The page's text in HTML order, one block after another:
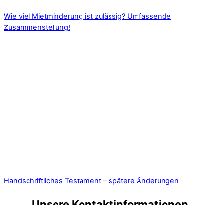
Wie viel Mietminderung ist zulässig? Umfassende
Zusammenstellung!
Handschriftliches Testament – spätere Änderungen